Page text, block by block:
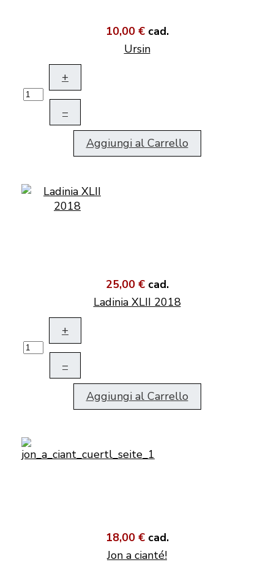
10,00 € cad.
Ursin
+
–
Aggiungi al Carrello
25,00 € cad.
Ladinia XLII 2018
+
–
Aggiungi al Carrello
18,00 € cad.
Jon a cianté!